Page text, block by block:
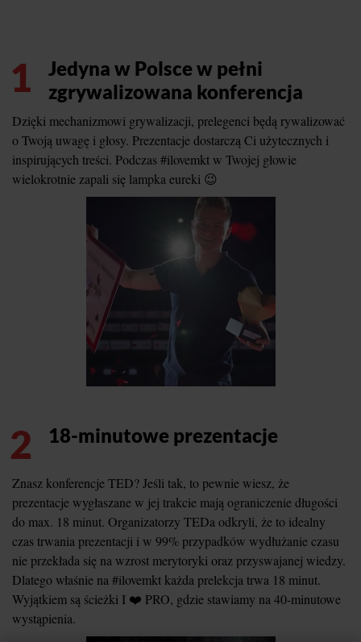
1
Jedyna w Polsce w pełni
zgrywalizowana konferencja
Dzięki mechanizmowi grywalizacji, prelegenci będą rywalizować
o Twoją uwagę i głosy. Prezentacje dostarczą Ci użytecznych i
inspirujących treści. Podczas #ilovemkt w Twojej głowie
wielokrotnie zapali się lampka eureki 😉
2 18-minutowe prezentacje
Znasz konferencje TED? Jeśli tak, to pewnie wiesz, że
prezentacje wygłaszane w jej trakcie mają ograniczenie długości
do max. 18 minut. Organizatorzy TEDa odkryli, że to idealny
czas trwania prezentacji i w 99% przypadków wydłużanie czasu
nie przekłada się na wzrost merytoryki oraz przyswajanej wiedzy.
Dlatego właśnie na #ilovemkt każda prelekcja trwa 18 minut.
Wyjątkiem są ścieżki I ❤️ PRO, gdzie stawiamy na 40-minutowe
wystąpienia.